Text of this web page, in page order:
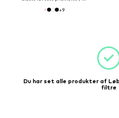
+9
Du har set alle produkter af
filtre